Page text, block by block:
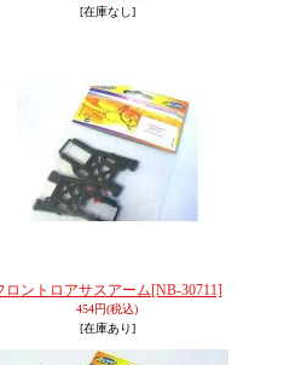
[在庫なし]
ロントロアサスアーム[NB-30711]
454円(税込)
[在庫あり]